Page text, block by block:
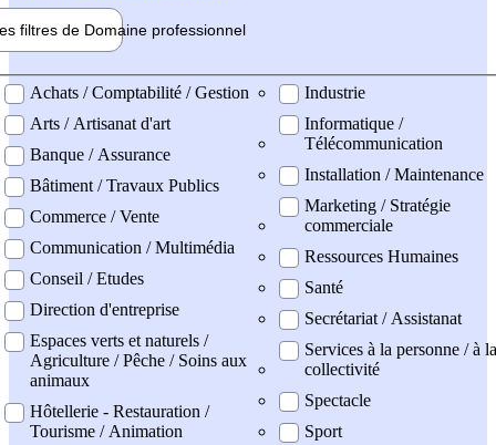
filtres de Domaine professionnel
professionel
Achats / Comptabilité / Gestion
Arts / Artisanat d'art
Banque / Assurance
Bâtiment / Travaux Publics
Commerce / Vente
Communication / Multimédia
Conseil / Etudes
Direction d'entreprise
Espaces verts et naturels /
Agriculture / Pêche / Soins aux
animaux
Hôtellerie - Restauration /
Tourisme / Animation
Industrie
Informatique /
Télécommunication
Installation / Maintenance
Marketing / Stratégie
commerciale
Ressources Humaines
Santé
Secrétariat / Assistanat
Services à la personne / à la
collectivité
Spectacle
Sport